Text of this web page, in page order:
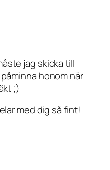
jag skicka till
honom när
;)
med dig så fint!